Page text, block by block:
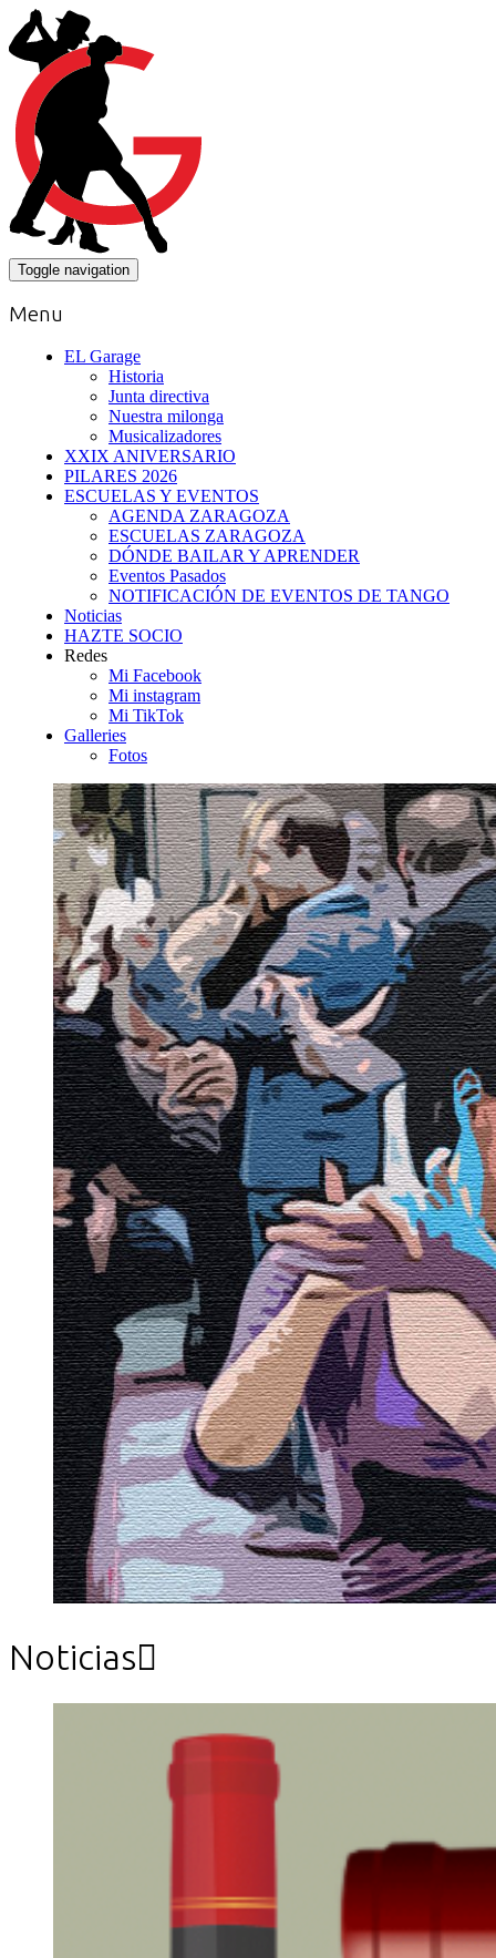
Toggle navigation
Menu
EL Garage
Historia
Junta directiva
Nuestra milonga
Musicalizadores
XXIX ANIVERSARIO
PILARES 2026
ESCUELAS Y EVENTOS
AGENDA ZARAGOZA
ESCUELAS ZARAGOZA
DÓNDE BAILAR Y APRENDER
Eventos Pasados
NOTIFICACIÓN DE EVENTOS DE TANGO
Noticias
HAZTE SOCIO
Redes
Mi Facebook
Mi instagram
Mi TikTok
Galleries
Fotos
Noticias